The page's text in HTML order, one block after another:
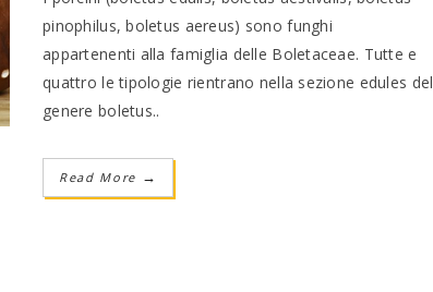
pinophilus, boletus aereus) sono funghi
appartenenti alla famiglia delle Boletaceae. Tutte e
quattro le tipologie rientrano nella sezione edules del
genere boletus..
Read More →